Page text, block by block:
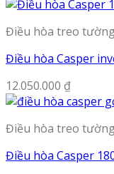
Điều hòa treo
Điều hòa Casper
12.050.000 ₫
Điều hòa treo
Điều hòa Casper